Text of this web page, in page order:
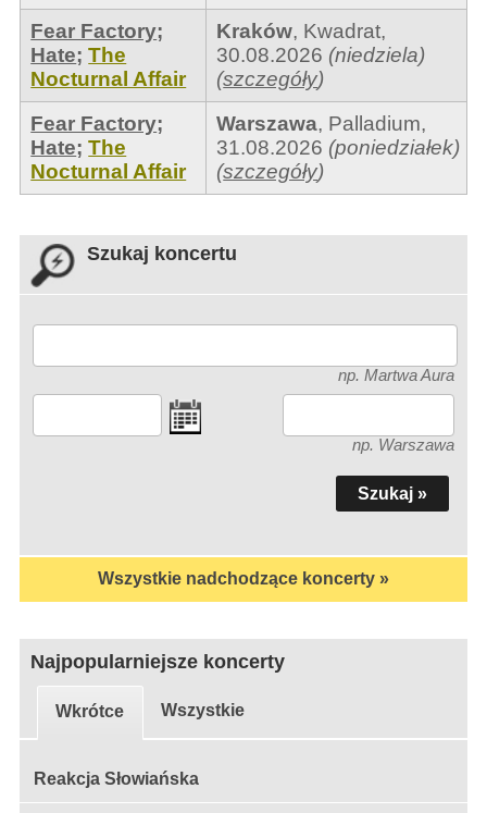
Fear Factory;
Hate;The
Nocturnal Affair
Kraków, Kwadrat,
30.08.2026 (niedziela)
(szczegóły)
Fear Factory;
Hate;The
Nocturnal Affair
Warszawa, Palladium,
31.08.2026 (poniedziałek)
(szczegóły)
Szukaj koncertu
np. Martwa Aura
np. Warszawa
Wszystkie nadchodzące koncerty »
Najpopularniejsze koncerty
Wkrótce Wszystkie
Reakcja Słowiańska